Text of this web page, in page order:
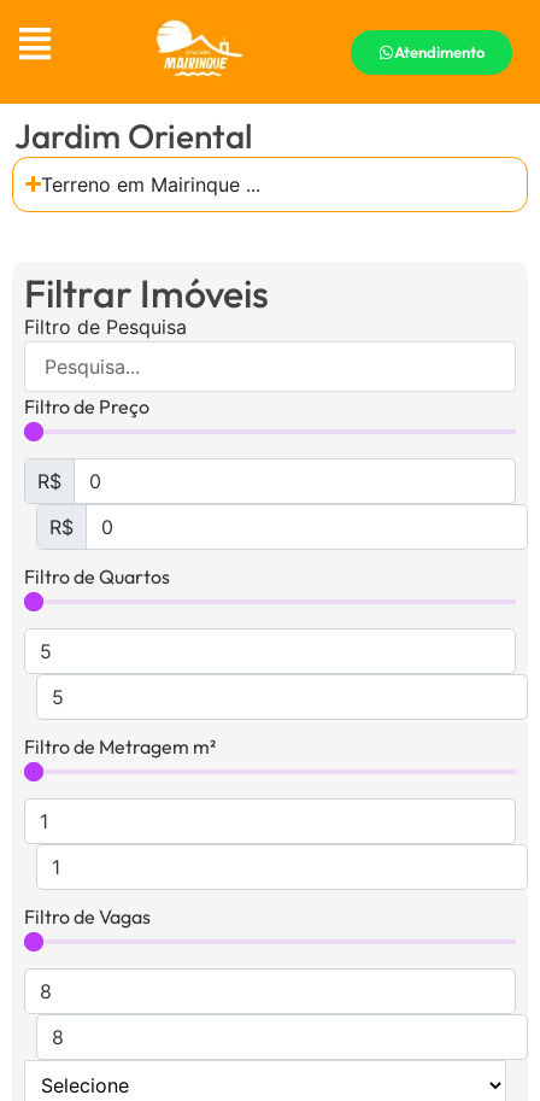
Atendimento
Jardim Oriental
Terreno em Mairinque ...
Filtrar Imóveis
Filtro de Pesquisa
Filtro de Preço
R$
R$
Filtro de Quartos
Filtro de Metragem m²
Filtro de Vagas